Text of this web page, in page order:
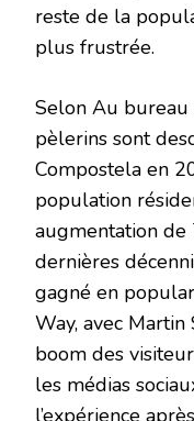
reste de la
plus frustrée.
Selon Au bureau
pèlerins sont
Compostela en
population
augmentation de
dernières
gagné en
Way, avec Martin
boom des
les médias
l’expérience